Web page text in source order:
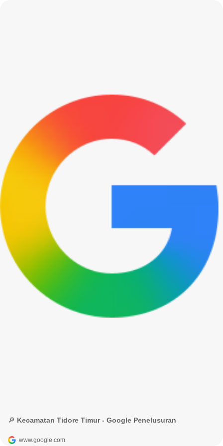
🔎 Kecamatan Tidore Timur - Google Penelusuran
www.google.com